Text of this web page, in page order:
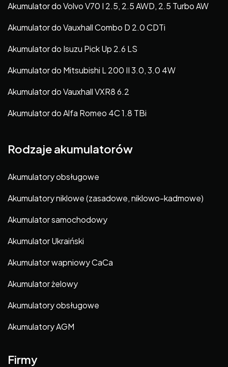
Akumulator do Volvo V70 I 2.5, 2.5 AWD, 2.5 Turbo AW
Akumulator do Vauxhall Combo D 2.0 CDTi
Akumulator do Isuzu Pick Up 2.6 LS
Akumulator do Mitsubishi L 200 II 3.0, 3.0 4W
Akumulator do Vauxhall VXR8 6.2
Akumulator do Alfa Romeo 4C 1.8 TBi
Rodzaje akumulatorów
Akumulatory obsługowe
Akumulatory niklowe (zasadowe, niklowo-kadmowe)
Akumulator samochodowy
Akumulator Ukraiński
Akumulator wapniowy CaCa
Akumulator żelowy
Akumulatory obsługowe
Akumulatory AGM
Firmy